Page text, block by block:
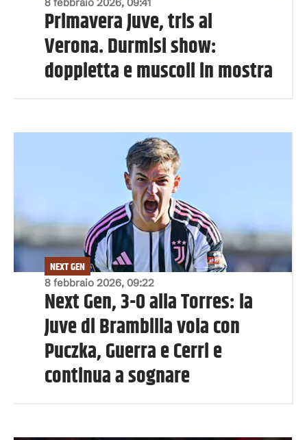
Primavera Juve, tris al
Verona. Durmisi show:
doppietta e muscoli in mostra
8 febbraio 2026, 09:22
NEXT GEN
Next Gen, 3-0 alla Torres: la
Juve di Brambilla vola con
Puczka, Guerra e Cerri e
continua a sognare